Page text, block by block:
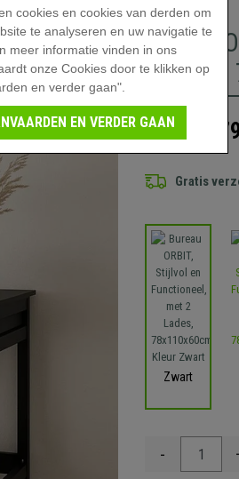
Bureau
2 Lades,
229,90 €
Gratis
Zwart
-
cookies en cookies van derden om
te analyseren en uw navigatie te
meer informatie vinden in ons
onze Cookies door te klikken op
en verder gaan".
EN VERDER GAAN